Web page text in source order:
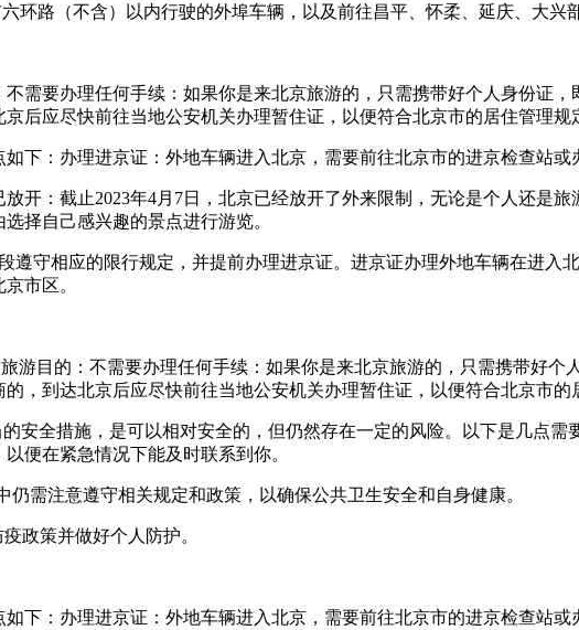
环路（不含）以内行驶的外埠车辆，以及前往昌平、怀柔、延庆、大兴
需要办理任何手续：如果你是来北京旅游的，只需携带好个人身份证
后应尽快前往当地公安机关办理暂住证，以便符合北京市的居住管理规
下：办理进京证：外地车辆进入北京，需要前往北京市的进京检查站或
开：截止2023年4月7日，北京已经放开了外来限制，无论是个人还是
择自己感兴趣的景点进行游览。
遵守相应的限行规定，并提前办理进京证。进京证办理外地车辆在进入
市区。
游目的：不需要办理任何手续：如果你是来北京旅游的，只需携带好
，到达北京后应尽快前往当地公安机关办理暂住证，以便符合北京市的
安全措施，是可以相对安全的，但仍然存在一定的风险。以下是几点需
便在紧急情况下能及时联系到你。
需注意遵守相关规定和政策，以确保公共卫生安全和自身健康。
政策并做好个人防护。
下：办理进京证：外地车辆进入北京，需要前往北京市的进京检查站或